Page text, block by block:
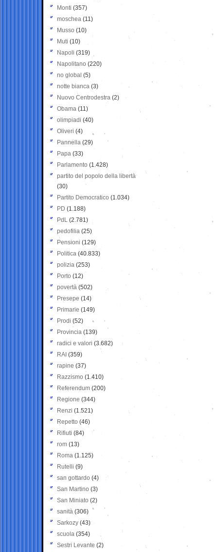
Monti (357)
moschea (11)
Musso (10)
Muti (10)
Napoli (319)
Napolitano (220)
no global (5)
notte bianca (3)
Nuovo Centrodestra (2)
Obama (11)
olimpiadi (40)
Oliveri (4)
Pannella (29)
Papa (33)
Parlamento (1.428)
partito del popolo della libertà
(30)
Partito Democratico (1.034)
PD (1.188)
PdL (2.781)
pedofilia (25)
Pensioni (129)
Politica (40.833)
polizia (253)
Porto (12)
povertà (502)
Presepe (14)
Primarie (149)
Prodi (52)
Provincia (139)
radici e valori (3.682)
RAI (359)
rapine (37)
Razzismo (1.410)
Referendum (200)
Regione (344)
Renzi (1.521)
Repetto (46)
Rifiuti (84)
rom (13)
Roma (1.125)
Rutelli (9)
san gottardo (4)
San Martino (3)
San Miniato (2)
sanità (306)
Sarkozy (43)
scuola (354)
Sestri Levante (2)